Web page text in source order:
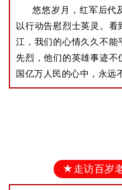
悠悠岁月，红军后代
以行动告慰烈士英灵。 看
江，我们的心情久久不
先烈，他们的英雄事迹
国亿万人民的心中，永远
★走访百岁